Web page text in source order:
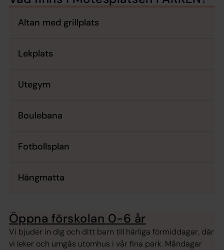
Altan med grillplats
Lekplats
Utegym
Boulebana
Fotbollsplan
Hängmatta
Öppna förskolan 0-6 år
Vi bjuder in dig och ditt barn till härliga förmiddagar, där
vi leker och umgås utomhus i vår fina park. Måndagar